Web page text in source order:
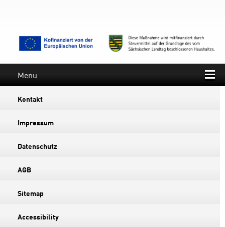
Menu
Kontakt
Impressum
Datenschutz
AGB
Sitemap
Accessibility